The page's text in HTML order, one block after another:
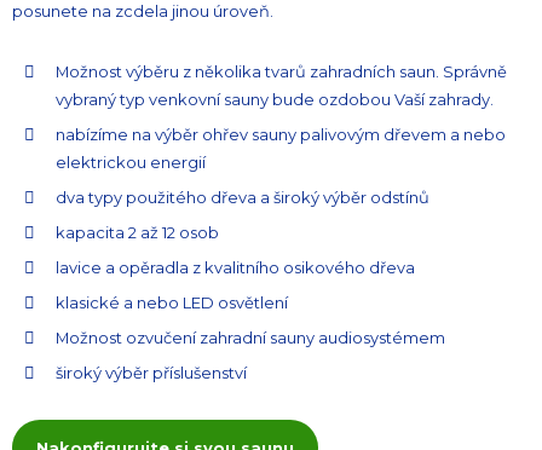
posunete na zcdela jinou úroveň.
Možnost výběru z několika tvarů zahradních saun. Správně
vybraný typ venkovní sauny bude ozdobou Vaší zahrady.
nabízíme na výběr ohřev sauny palivovým dřevem a nebo
elektrickou energií
dva typy použitého dřeva a široký výběr odstínů
kapacita 2 až 12 osob
lavice a opěradla z kvalitního osikového dřeva
klasické a nebo LED osvětlení
Možnost ozvučení zahradní sauny audiosystémem
široký výběr příslušenství